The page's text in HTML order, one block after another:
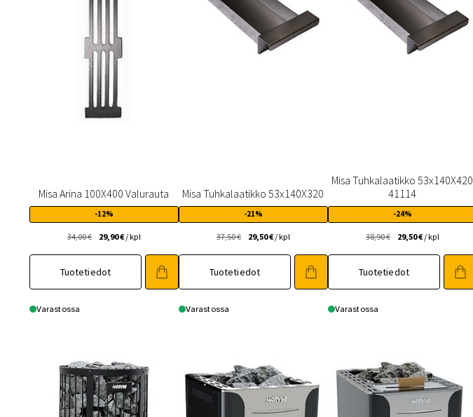
Misa Arina 100X400 Valurauta
-12%
34,00€ Alkuperäinen
34,00 €.
29,90€Nykyinen
/ kpl
Tuotetiedot
Varastossa
Misa Tuhkalaatikko 53x140X320
-21%
37,50€ Alkuperäinen
37,50 €.
29,50€Nykyinen
/ kpl
Tuotetiedot
Varastossa
Misa Tuhkalaatikko 53x140X420
41114
-24%
38,90€ Alkuperäinen
38,90 €.
29,50€Nykyinen
/ kpl
Tuotetiedot
Varastossa